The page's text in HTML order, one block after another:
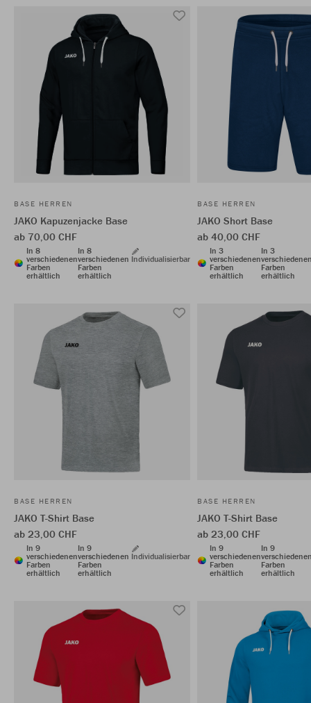
BASE HERREN
JAKO Kapuzenjacke Base
ab 70,00 CHF
In 8
verschiedenen
Farben
erhältlich
In 8
verschiedenen
Farben
erhältlich
Individualisierbar
BASE HERREN
JAKO Short Base
ab 40,00 CHF
In 3
verschiedenen
Farben
erhältlich
In 3
Farben
erhältlich
BASE HERREN
JAKO T-Shirt Base
ab 23,00 CHF
In 9
verschiedenen
Farben
erhältlich
In 9
verschiedenen
Farben
erhältlich
Individualisierbar
BASE HERREN
JAKO T-Shirt Base
ab 23,00 CHF
In 9
verschiedenen
Farben
erhältlich
In 9
Farben
erhältlich